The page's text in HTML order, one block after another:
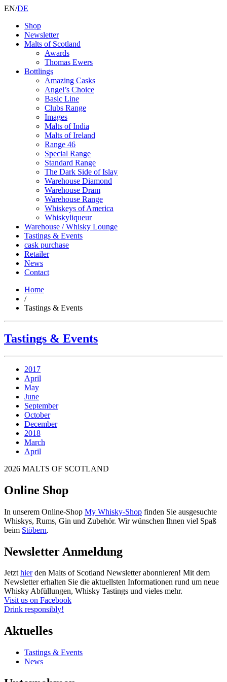
EN/DE
Shop
Newsletter
Malts of Scotland
Awards
Thomas Ewers
Bottlings
Amazing Casks
Angel’s Choice
Basic Line
Clubs Range
Images
Malts of India
Malts of Ireland
Range 46
Special Range
Standard Range
The Dark Side of Islay
Warehouse Diamond
Warehouse Dram
Warehouse Range
Whiskeys of America
Whiskyliqueur
Warehouse / Whisky Lounge
Tastings & Events
cask purchase
Retailer
News
Contact
Home
/
Tastings & Events
Tastings & Events
2017
April
May
June
September
October
December
2018
March
April
2026 MALTS OF SCOTLAND
Online Shop
In unserem Online-Shop My Whisky-Shop finden Sie ausgesuchte
Whiskys, Rums, Gin und Zubehör. Wir wünschen Ihnen viel Spaß
beim Stöbern.
Newsletter Anmeldung
Jetzthierden Malts of Scotland Newsletter abonnieren! Mit dem
Newsletter erhalten Sie die aktuellsten Informationen rund um neue
Whisky Abfüllungen, Whisky Tastings und vieles mehr.
Visit us on Facebook
Drink responsibly!
Aktuelles
Tastings & Events
News